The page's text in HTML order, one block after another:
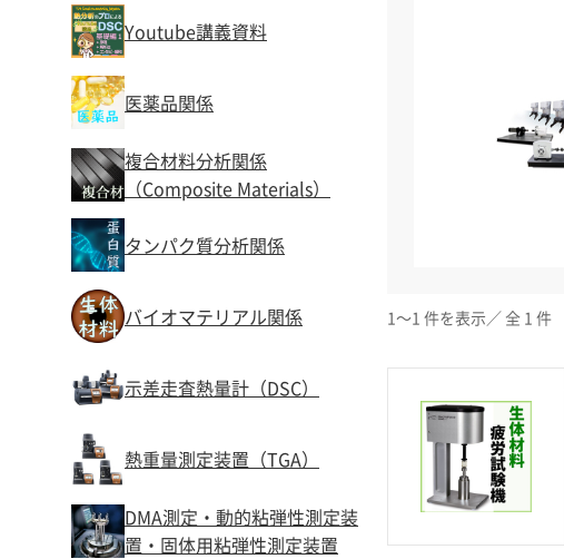
Youtube講義資料
医薬品関係
複合材料分析関係
（Composite Materials）
タンパク質分析関係
バイオマテリアル関係
示差走査熱量計（DSC）
熱重量測定装置（TGA）
DMA測定・動的粘弾性測定装
置・固体用粘弾性測定装置
1～1 件を表示／ 全 1 件